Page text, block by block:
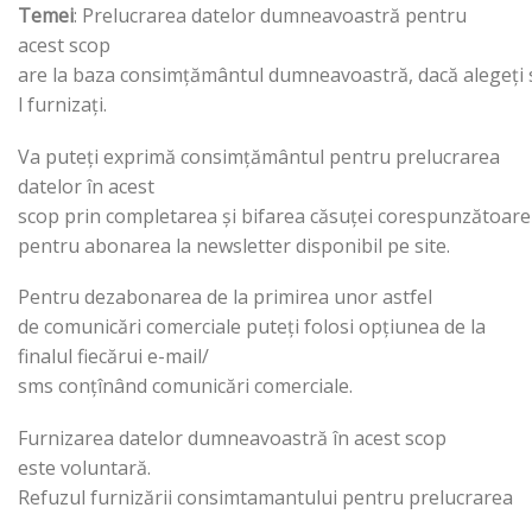
Temei: Prelucrarea datelor dumneavoastră pentru
acest scop
are la baza consimțământul dumneavoastră, dacă alegeți
l furnizați.
Va puteți exprimă consimțământul pentru prelucrarea
datelor în acest
scop prin completarea și bifarea căsuței
pentru abonarea la newsletter disponibil pe site.
Pentru dezabonarea de la primirea unor astfel
de comunicări comerciale puteți folosi opțiunea de la
finalul fiecărui e-mail/
sms conțînând comunicări comerciale.
Furnizarea datelor dumneavoastră în acest scop
este voluntară.
Refuzul furnizării consimtamantului pentru prelucrarea